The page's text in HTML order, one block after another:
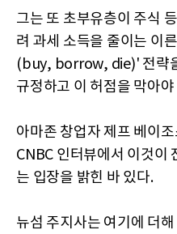
그는 또 초부유층이 주식
려 과세 소득을 줄이는 이
(buy, borrow, die)' 전략
규정하고 이 허점을 막아
아마존 창업자 제프 베이
CNBC 인터뷰에서 이것이
는 입장을 밝힌 바 있다.
뉴섬 주지사는 여기에 더